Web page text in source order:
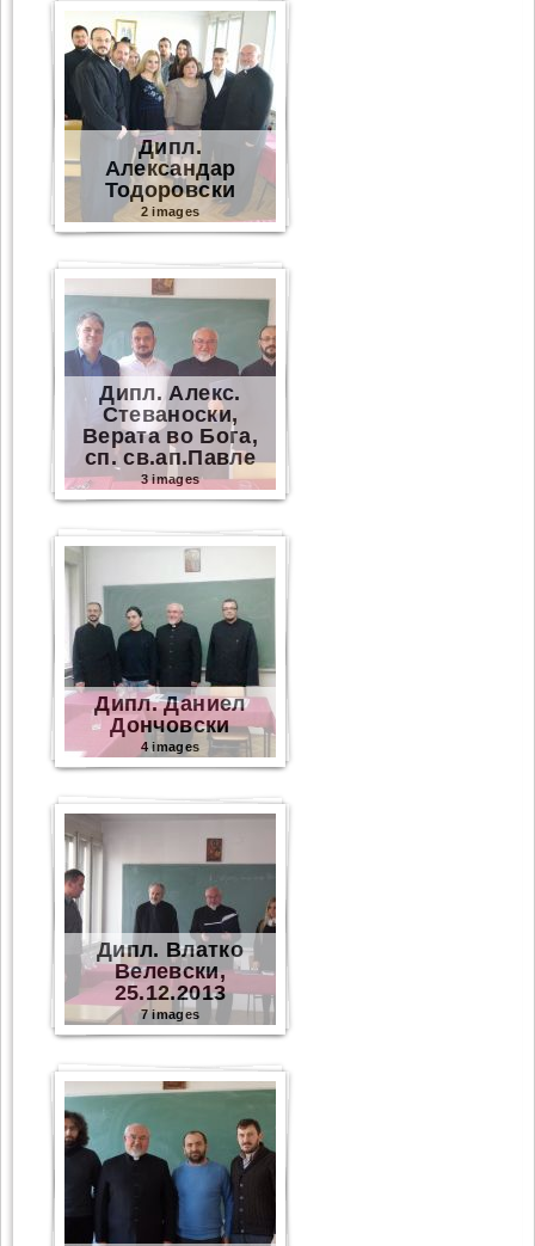
Дипл.
Александар
Тодоровски
2 images
Дипл. Алекс.
Стеваноски,
Верата во Бога,
сп. св.ап.Павле
3 images
Дипл. Даниел
Дончовски
4 images
Дипл. Влатко
Велевски,
25.12.2013
7 images